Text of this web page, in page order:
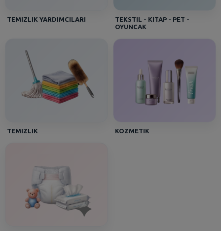
TEMIZLIK YARDIMCILARI
TEKSTIL - KITAP - PET -
OYUNCAK
TEMIZLIK KOZMETIK